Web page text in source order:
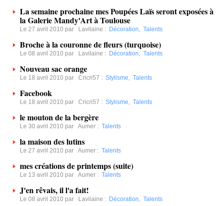
La semaine prochaine mes Poupées Laïs seront exposées à
la Galerie Mandy'Art à Toulouse
Le 27 avril 2010 par Lavilaine : Décoration, Talents
Broche à la couronne de fleurs (turquoise)
Le 08 avril 2010 par Lavilaine : Décoration, Talents
Nouveau sac orange
Le 18 avril 2010 par Cricri57 : Stylisme, Talents
Facebook
Le 18 avril 2010 par Cricri57 : Stylisme, Talents
le mouton de la bergère
Le 30 avril 2010 par Aumer : Talents
la maison des lutins
Le 27 avril 2010 par Aumer : Talents
mes créations de printemps (suite)
Le 13 avril 2010 par Aumer : Talents
J'en rêvais, il l'a fait!
Le 08 avril 2010 par Lavilaine : Décoration, Talents